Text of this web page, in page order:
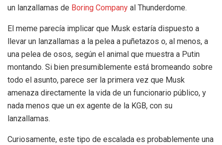
un lanzallamas de Boring Company al Thunderdome.
El meme parecía implicar que Musk estaría dispuesto a
llevar un lanzallamas a la pelea a puñetazos o, al menos, a
una pelea de osos, según el animal que muestra a Putin
montando. Si bien presumiblemente está bromeando sobre
todo el asunto, parece ser la primera vez que Musk
amenaza directamente la vida de un funcionario público, y
nada menos que un ex agente de la KGB, con su
lanzallamas.
Curiosamente, este tipo de escalada es probablemente una